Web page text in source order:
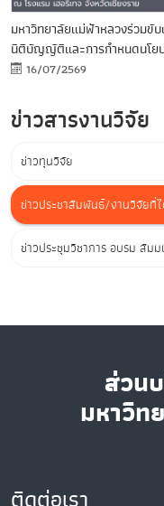
มหาวิทยาลัยแม่ฟ้าหลวงร่วมขั
นิติบัญญัติและการกำหนดนโย
16/07/2569
ข่าวสารงานวิจัย
ข่าวทุนวิจัย
ข่าวประชาสัมพันธ์/งานวิจัยที่
ข่าวประชุมวิชาการ อบรม สัมม
ส่วน
มหาวิท